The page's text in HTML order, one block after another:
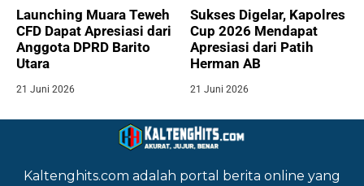
Launching Muara Teweh
CFD Dapat Apresiasi dari
Anggota DPRD Barito
Utara
21 Juni 2026
Sukses Digelar, Kapolres
Cup 2026 Mendapat
Apresiasi dari Patih
Herman AB
21 Juni 2026
Kaltenghits.com adalah portal berita online yang